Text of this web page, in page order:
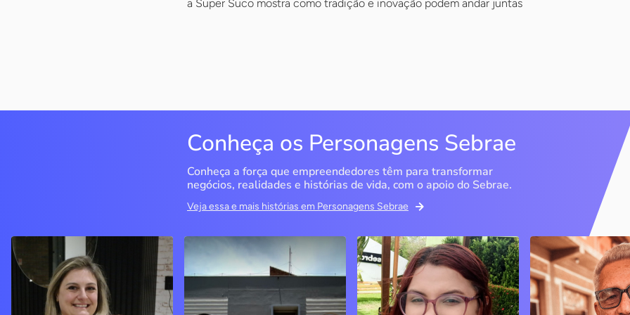
a Super Suco mostra como tradição e inovação podem andar juntas
Conheça os Personagens Sebrae
Conheça a força que empreendedores têm para transformar
negócios, realidades e histórias de vida, com o apoio do Sebrae.
Veja essa e mais histórias em Personagens Sebrae
Delucci
Bento Gonçalves / RS
Sem saber muito sobre
empreendedorismo, o casal
Infoecia Software
Ltda
Londrina / PR
Com mais de 20 anos de
Memória Ancestral
São Luís / MA
Ao lado da irmã e com o
apoio do Sebrae, a Memória
Espedito
Nova Olinda / CE
Peças criadas
cearense já foram